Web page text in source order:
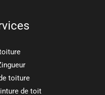
toiture
de toit